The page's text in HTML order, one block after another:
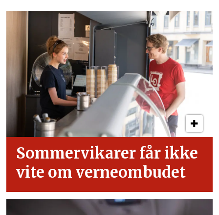
Sommervikarer får ikke
vite om verneombudet